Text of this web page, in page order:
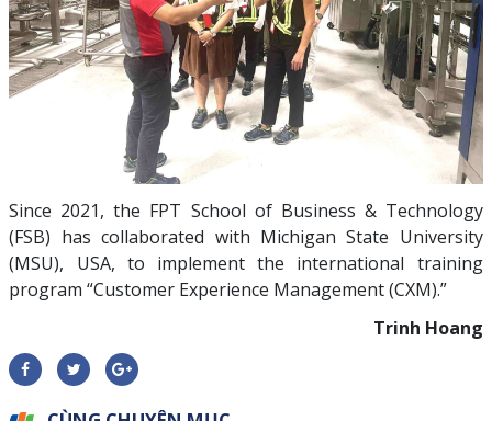
Since 2021, the FPT School of Business & Technology
(FSB) has collaborated with Michigan State University
(MSU), USA, to implement the international training
program “Customer Experience Management (CXM).”
Trinh Hoang